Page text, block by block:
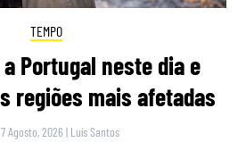
TEMPO
Portugal neste dia e
regiões mais afetadas
Agosto, 2026 | Luís Santos